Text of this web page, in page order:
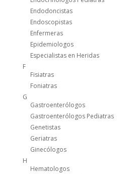
Endodoncistas
Endoscopistas
Enfermeras
Epidemiologos
Especialistas en Heridas
F
Fisiatras
Foniatras
G
Gastroenterólogos
Gastroenterólogos Pediatras
Genetistas
Geriatras
Ginecólogos
H
Hematologos